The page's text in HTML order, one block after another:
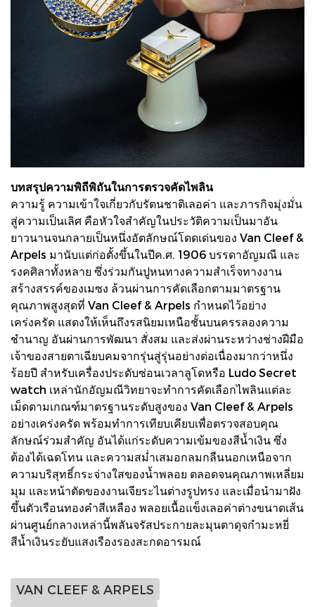
บทสรุปความพิถีพิถันในการตรวจคัดไพลิน
ความรู้ ความเข้าใจเกี่ยวกับรัตนชาติเลอค่า และภารกิจมุ่งมั่น
สู่ความเป็นเลิศ คือหัวใจสำคัญในประวัติความเป็นมาอัน
ยาวนานจนกลายเป็นหนึ่งอัตลักษณ์โดดเด่นของ Van Cleef &
Arpels มานับแต่ก่อตั้งขึ้นในปีค.ศ. 1906 บรรดาอัญมณี และ
รงคศิลาทั้งหลาย ซึ่งร่วมกันปูหนทางความสำเร็จทางงาน
สร้างสรรค์ของเมซง ล้วนผ่านการคัดเลือกตามมาตรฐาน
คุณภาพสูงสุดที่ Van Cleef & Arpels กำหนดไว้อย่าง
เคร่งครัด แสดงให้เห็นถึงรสนิยมเหนือชั้นบนครรลองความ
ชำนาญ อันผ่านการพัฒนา สั่งสม และส่งผ่านระหว่างช่างฝีมือ
เจ้าของสายตาเฉียบคมจากรุ่นสู่รุ่นอย่างต่อเนื่องมากว่าหนึ่ง
ร้อยปี สำหรับเครื่องประดับซ่อนเวลาลูโดหรือ Ludo Secret
watch เหล่านักอัญมณีวิทยาจะทำการคัดเลือกไพลินแต่ละ
เม็ดตามเกณฑ์มาตรฐานระดับสูงของ Van Cleef & Arpels
อย่างเคร่งครัด พร้อมทำการเทียบเคียบเพื่อตรวจสอบคุณ
ลักษณ์ร่วมสำคัญ อันได้แก่ระดับความเข้มของสีน้ำเงิน ซึ่ง
ต้องได้เฉดโทน และความสม่ำเสมอกลมกลืนนอกเหนือจาก
ความบริสุทธิ์กระจ่างใสของน้ำพลอย ตลอดจนคุณภาพเหลี่ยม
มุม และหน้าตัดของงานเจียระไนต่างรูปทรง และเมื่อนำมาฝัง
ขึ้นตัวเรือนทองคำสีเหลือง พลอยเนื้อแข็งเลอค่าต่างขนาดเส้น
ผ่านศูนย์กลางเหล่านี้พลันจรัสประกายละมุนตาดุจกำมะหยี่
สีน้ำเงินระยับแสงเรืองรองสะกดอารมณ์
VAN CLEEF & ARPELS